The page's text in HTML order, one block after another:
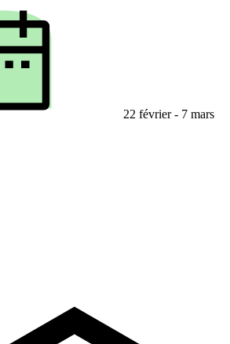
22 février - 7 mars